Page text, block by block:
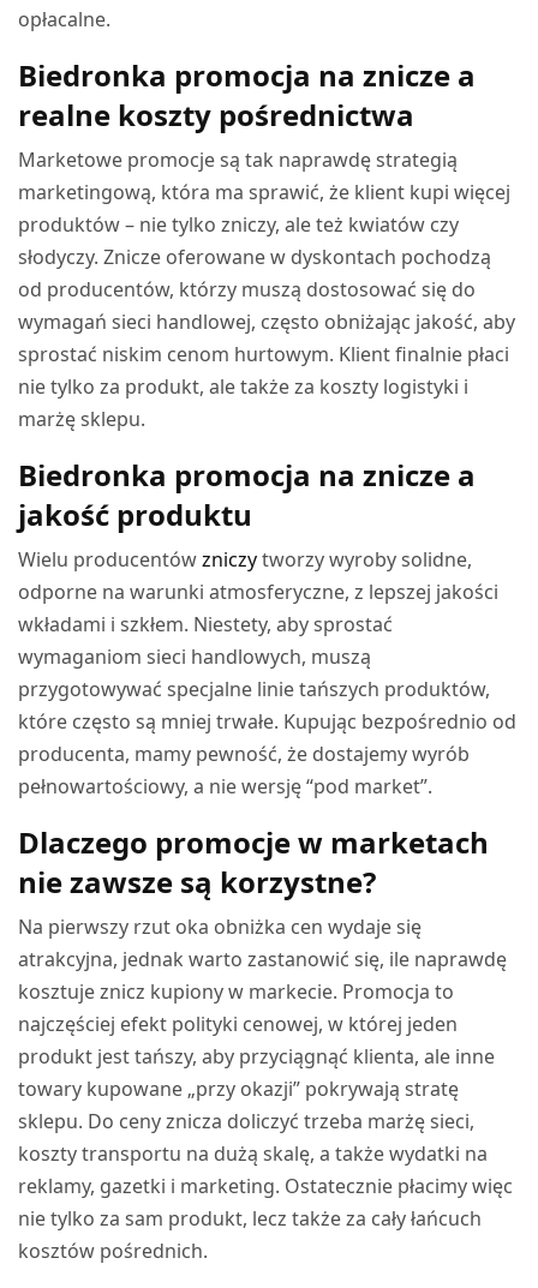
opłacalne.
Biedronka promocja na znicze a
realne koszty pośrednictwa
Marketowe promocje są tak naprawdę strategią
marketingową, która ma sprawić, że klient kupi więcej
produktów – nie tylko zniczy, ale też kwiatów czy
słodyczy. Znicze oferowane w dyskontach pochodzą
od producentów, którzy muszą dostosować się do
wymagań sieci handlowej, często obniżając jakość, aby
sprostać niskim cenom hurtowym. Klient finalnie płaci
nie tylko za produkt, ale także za koszty logistyki i
marżę sklepu.
Biedronka promocja na znicze a
jakość produktu
Wielu producentówzniczytworzy wyroby solidne,
odporne na warunki atmosferyczne, z lepszej jakości
wkładami i szkłem. Niestety, aby sprostać
wymaganiom sieci handlowych, muszą
przygotowywać specjalne linie tańszych produktów,
które często są mniej trwałe. Kupując bezpośrednio od
producenta, mamy pewność, że dostajemy wyrób
pełnowartościowy, a nie wersję “pod market”.
Dlaczego promocje w marketach
nie zawsze są korzystne?
Na pierwszy rzut oka obniżka cen wydaje się
atrakcyjna, jednak warto zastanowić się, ile naprawdę
kosztuje znicz kupiony w markecie. Promocja to
najczęściej efekt polityki cenowej, w której jeden
produkt jest tańszy, aby przyciągnąć klienta, ale inne
towary kupowane „przy okazji” pokrywają stratę
sklepu. Do ceny znicza doliczyć trzeba marżę sieci,
koszty transportu na dużą skalę, a także wydatki na
reklamy, gazetki i marketing. Ostatecznie płacimy więc
nie tylko za sam produkt, lecz także za cały łańcuch
kosztów pośrednich.